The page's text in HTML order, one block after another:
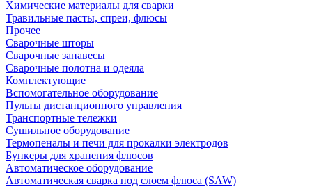
Химические материалы для сварки
Травильные пасты, спреи, флюсы
Прочее
Сварочные шторы
Сварочные занавесы
Сварочные полотна и одеяла
Комплектующие
Вспомогательное оборудование
Пульты дистанционного управления
Транспортные тележки
Сушильное оборудование
Термопеналы и печи для прокалки электродов
Бункеры для хранения флюсов
Автоматическое оборудование
Автоматическая сварка под слоем флюса (SAW)